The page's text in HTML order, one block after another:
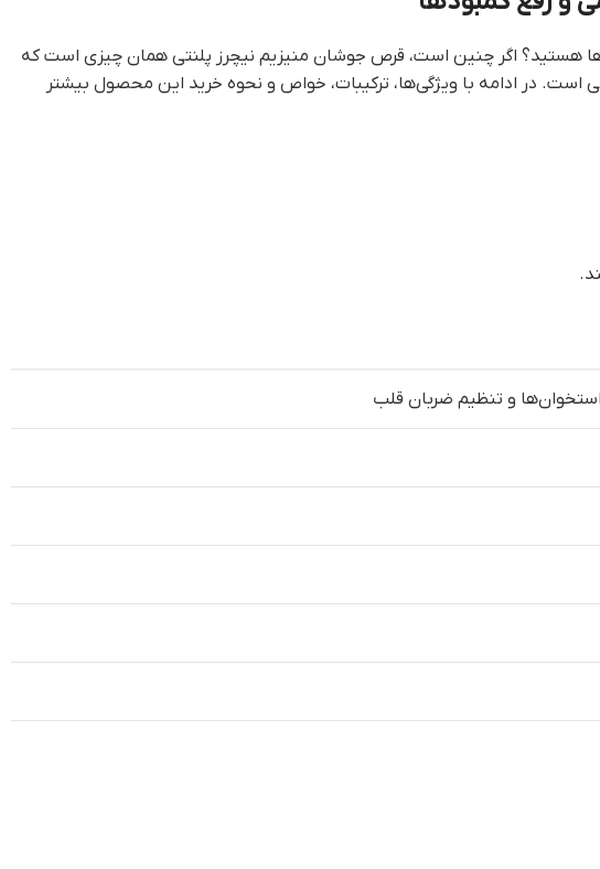
هستید؟ اگر چنین است، قرص جوشان منیزیم نیچرز پلنتی همان چیزی است که
برای رفع کمبود این ماده حیاتی است. در ادامه با ویژگی‌ها، ترکیبات، خواص و نحوه خرید این محصول بیشتر
و تنظیم ضربان قلب